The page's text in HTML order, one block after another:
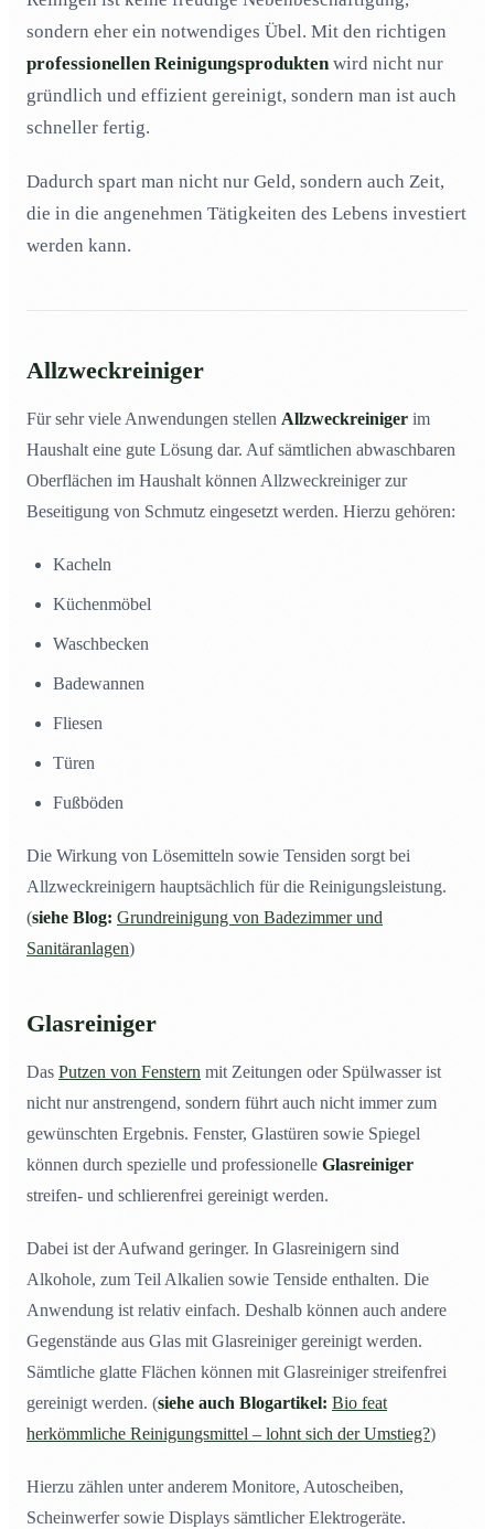
03Kraftreiniger
Neutralreiniger
07Scheuermittel
Chlorreiniger
11Was ist Erdöl und in welchen Produkten kommt es
Was ist Phosphat und in welchen Produkten kommt es
vor?
Was sind Schaumregulatoren und in welchen
Produkten kommen sie vor?
sie vor?
15FAQ zu Reinigern
sondern eher ein notwendiges Übel. Mit den richtigen
professionellen Reinigungsproduktenwird nicht nur
gründlich und effizient gereinigt, sondern man ist auch
schneller fertig.
Dadurch spart man nicht nur Geld, sondern auch Zeit,
die in die angenehmen Tätigkeiten des Lebens investiert
werden kann.
Allzweckreiniger
Für sehr viele Anwendungen stellen Allzweckreiniger im
Haushalt eine gute Lösung dar. Auf sämtlichen abwaschbaren
Oberflächen im Haushalt können Allzweckreiniger zur
Beseitigung von Schmutz eingesetzt werden. Hierzu gehören:
Kacheln
Küchenmöbel
Waschbecken
Badewannen
Fliesen
Türen
Fußböden
Die Wirkung von Lösemitteln sowie Tensiden sorgt bei
Allzweckreinigern hauptsächlich für die Reinigungsleistung.
(siehe Blog: Grundreinigung von Badezimmer und
Sanitäranlagen)
Glasreiniger
Das Putzen von Fenstern mit Zeitungen oder Spülwasser ist
nicht nur anstrengend, sondern führt auch nicht immer zum
gewünschten Ergebnis. Fenster, Glastüren sowie Spiegel
können durch spezielle und professionelle Glasreiniger
streifen- und schlierenfrei gereinigt werden.
Dabei ist der Aufwand geringer. In Glasreinigern sind
Alkohole, zum Teil Alkalien sowie Tenside enthalten. Die
Anwendung ist relativ einfach. Deshalb können auch andere
Gegenstände aus Glas mit Glasreiniger gereinigt werden.
Sämtliche glatte Flächen können mit Glasreiniger streifenfrei
gereinigt werden. (siehe auch Blogartikel: Bio feat
herkömmliche Reinigungsmittel – lohnt sich der Umstieg?)
Hierzu zählen unter anderem Monitore, Autoscheiben,
Scheinwerfer sowie Displays sämtlicher Elektrogeräte.